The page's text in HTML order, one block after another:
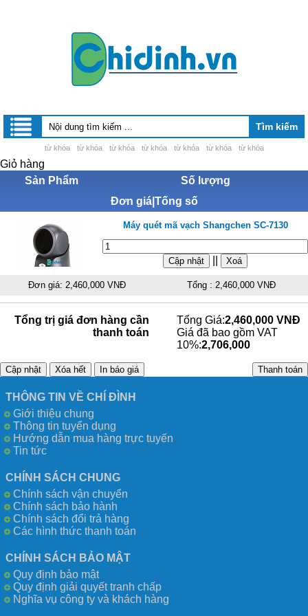
từ khóa từ khóa từ khóa từ khóa từ khóa từ khóa từ khóa
Giỏ hàng
Sản Phẩm
Số lượng
Đơn giá|Tống số
Máy quét mã vạch Shangchen SC-7130
Đơn giá: 2,460,000 VNĐ Tổng : 2,460,000 VNĐ
Tổng trị giá đơn hàng cần
thanh toán
Tổng Giá:2,460,000 VNĐ
Giá đã bao gồm VAT
10%:2,706,000
THÔNG TIN VỀ CHÍ ĐÌNH
Giới thiệu chung
Thông tin tuyển dụng
Hướng dẫn mua hàng trực tuyến
Tin tức
CHÍNH SÁCH CHUNG
Chính sách vận chuyển
Chính sách bảo hành
Chính sách đổi trả hàng
Các hình thức thanh toán
CHÍNH SÁCH BẢO MẬT
Quy định bảo mật
Quy định giải quyết tranh chấp
Nghĩa vụ công ty và khách hàng